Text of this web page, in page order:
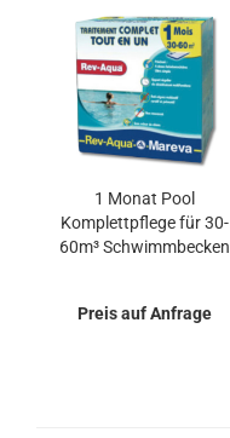
1 Monat Pool
Komplettpflege für 30-
60m³ Schwimmbecken
Preis auf Anfrage